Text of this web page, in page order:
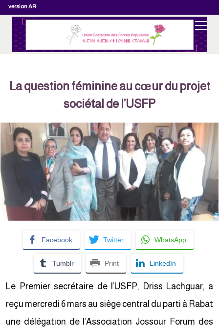
version AR
La question féminine au cœur du projet
sociétal de l’USFP
Facebook Twitter WhatsApp
Tumblr Print LinkedIn
Le Premier secrétaire de l’USFP, Driss Lachguar, a
reçu mercredi 6 mars au siège central du parti à Rabat
une délégation de l’Association Jossour Forum des